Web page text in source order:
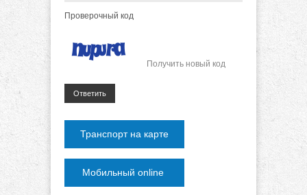
Проверочный код
Получить новый код
Ответить
Транспорт на карте
Мобильный online